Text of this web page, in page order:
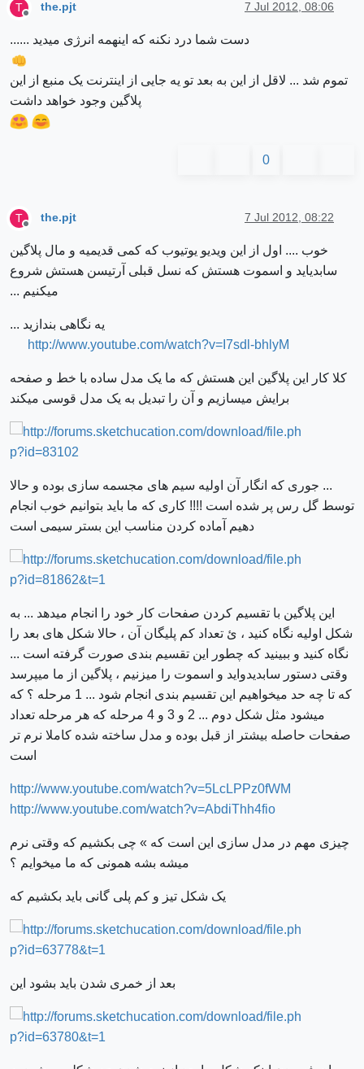
T
Offline
the.pjt 7 Jul 2012, 08:06
دست شما درد نکنه که اینهمه انرژی میدید ......
تموم شد ... لاقل از این به بعد تو یه جایی از اینترنت یک منبع از این
پلاگین وجود خواهد داشت
0
T
Offline
the.pjt 7 Jul 2012, 08:22
خوب .... اول از این ویدیو یوتیوب که کمی قدیمیه و مال پلاگین
سابدیاید و اسموت هستش که نسل قبلی آرتیسن هستش شروع
میکنیم ...
یه نگاهی بندازید ...
http://www.youtube.com/watch?v=I7sdl-bhlyM
کلا کار این پلاگین این هستش که ما یک مدل ساده با خط و صفحه
برایش میسازیم و آن را تبدیل به یک مدل قوسی میکند
... جوری که انگار آن اولیه سیم های مجسمه سازی بوده و حالا
توسط گل رس پر شده است !!!! کاری که ما باید بتوانیم خوب انجام
دهیم آماده کردن مناسب این بستر سیمی است
این پلاگین با تقسیم کردن صفحات کار خود را انجام میدهد ... به
شکل اولیه نگاه کنید ، ئ تعداد کم پلیگان آن ، حالا شکل های بعد را
نگاه کنید و ببینید که چطور این تقسیم بندی صورت گرفته است ...
وقتی دستور سابدیدواید و اسموت را میزنیم ، پلاگین از ما میپرسد
که تا چه حد میخواهیم این تقسیم بندی انجام شود ... 1 مرحله ؟ که
میشود مثل شکل دوم ... 2 و 3 و 4 مرحله که هر مرحله تعداد
صفحات حاصله بیشتر از قبل بوده و مدل ساخته شده کاملا نرم تر
است
http://www.youtube.com/watch?v=5LcLPPz0fWM
http://www.youtube.com/watch?v=AbdiThh4fio
چیزی مهم در مدل سازی این است که » چی بکشیم که وقتی نرم
میشه بشه همونی که ما میخوایم ؟
یک شکل تیز و کم پلی گانی باید بکشیم که
بعد از خمری شدن باید بشود این